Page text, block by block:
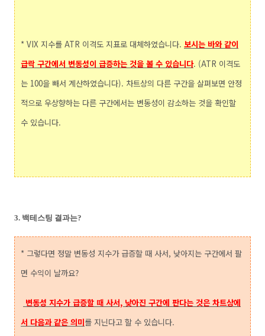
* VIX 지수를 ATR 이격도 지표로 대체하였습니다. 보시는 바와 같이
급락 구간에서 변동성이 급증하는 것을 볼 수 있습니다. (ATR 이격도
는 100을 빼서 계산하였습니다). 차트상의 다른 구간을 살펴보면 안정
적으로 우상향하는 다른 구간에서는 변동성이 감소하는 것을 확인할
수 있습니다.
3. 백테스팅 결과는?
* 그렇다면 정말 변동성 지수가 급증할 때 사서, 낮아지는 구간에서 팔
면 수익이 날까요?
변동성 지수가 급증할 때 사서, 낮아진 구간에 판다는 것은 차트상에
서 다음과 같은 의미를 지닌다고 할 수 있습니다.